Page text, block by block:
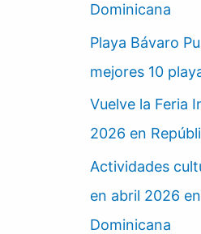
Dominicana
Playa Bávaro
mejores 10
Vuelve la Feria
2026 en
Actividades
en abril 2026
Dominicana